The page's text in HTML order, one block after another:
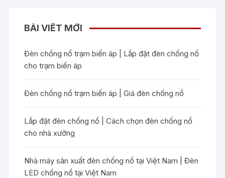
BÀI VIẾT MỚI
Đèn chống nổ trạm biến áp | Lắp đặt đèn chống nổ
cho trạm biến áp
Đèn chống nổ trạm biến áp | Giá đèn chống nổ
Lắp đặt đèn chống nổ | Cách chọn đèn chống nổ
cho nhà xưởng
Nhà máy sản xuất đèn chống nổ tại Việt Nam | Đèn
LED chống nổ tại Việt Nam